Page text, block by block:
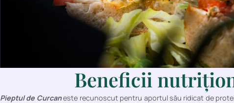
Beneficii
Pieptul de Curcaneste recunoscut pentru aportul său ridicat de